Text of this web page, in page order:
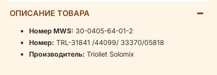
ОПИСАНИЕ ТОВАРА
Номер MWS: 30-0405-64-01-2
Номер: TRL-31841 /44099/ 33370/05818
Производитель: Trioliet Solomix